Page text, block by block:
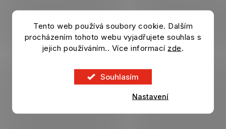
Tento web používá soubory cookie. Dalším
procházením tohoto webu vyjadřujete souhlas s
jejich používáním.. Více informací zde.
Souhlasím
Nastavení